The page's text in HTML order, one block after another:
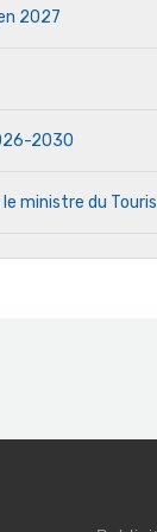
2027
2030
ministre du
le flou